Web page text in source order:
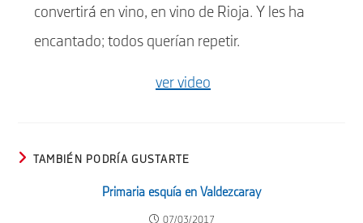
convertirá en vino, en vino de Rioja. Y les ha
encantado; todos querían repetir.
ver video
TAMBIÉN PODRÍA GUSTARTE
Primaria esquía en Valdezcaray
07/03/2017